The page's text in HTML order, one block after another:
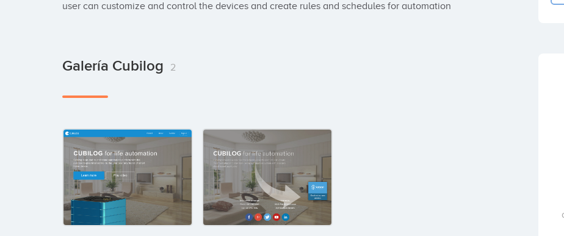
user can customize and control the devices and create rules and schedules for automation
Galería Cubilog 2